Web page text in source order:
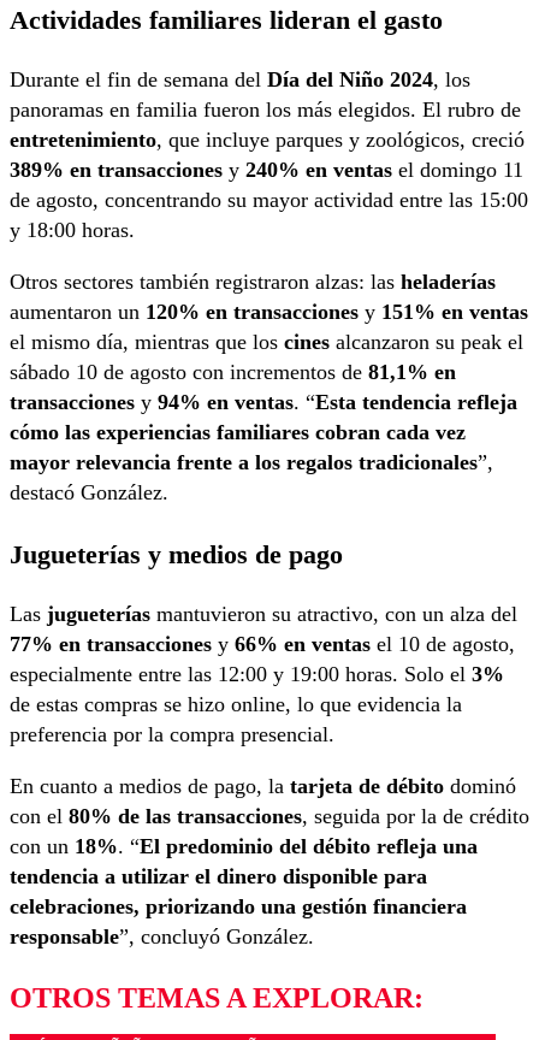
Actividades familiares lideran el gasto
Durante el fin de semana del Día del Niño 2024, los
panoramas en familia fueron los más elegidos. El rubro de
entretenimiento, que incluye parques y zoológicos, creció
389% en transacciones y 240% en ventas el domingo 11
de agosto, concentrando su mayor actividad entre las 15:00
y 18:00 horas.
Otros sectores también registraron alzas: las heladerías
aumentaron un 120% en transacciones y 151% en ventas
el mismo día, mientras que los cines alcanzaron su peak el
sábado 10 de agosto con incrementos de 81,1% en
transacciones y 94% en ventas. “Esta tendencia refleja
cómo las experiencias familiares cobran cada vez
mayor relevancia frente a los regalos tradicionales”,
destacó González.
Jugueterías y medios de pago
Las jugueterías mantuvieron su atractivo, con un alza del
77% en transacciones y 66% en ventas el 10 de agosto,
especialmente entre las 12:00 y 19:00 horas. Solo el 3%
de estas compras se hizo online, lo que evidencia la
preferencia por la compra presencial.
En cuanto a medios de pago, la tarjeta de débito dominó
con el 80% de las transacciones, seguida por la de crédito
con un 18%. “El predominio del débito refleja una
tendencia a utilizar el dinero disponible para
celebraciones, priorizando una gestión financiera
responsable”, concluyó González.
OTROS TEMAS A EXPLORAR: